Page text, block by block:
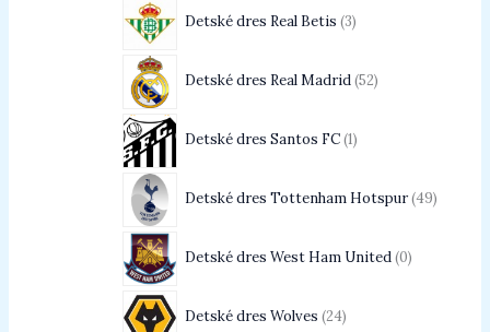
Detské dres Real Betis 3
Detské dres Real Madrid 52
Detské dres Santos FC 1
Detské dres Tottenham Hotspur 49
Detské dres West Ham United 0
Detské dres Wolves 24